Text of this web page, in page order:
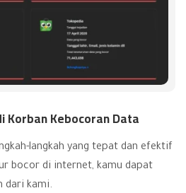
Korban Kebocoran Data
langkah yang tepat dan efektif
bocor di internet, kamu dapat
dari kami.